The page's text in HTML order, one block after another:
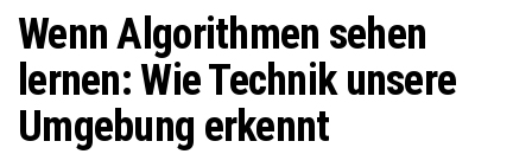
Wenn Algorithmen sehen
lernen: Wie Technik unsere
Umgebung erkennt